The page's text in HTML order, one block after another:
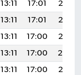
13:11 17:01
20:17
13:11 17:01
20:16
13:11 17:00
20:15
13:11 17:00
20:14
13:11 17:00
20:13